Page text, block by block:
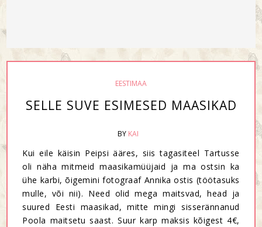
EESTIMAA
SELLE SUVE ESIMESED MAASIKAD
BY KAI
Kui eile käisin Peipsi ääres, siis tagasiteel Tartusse
oli näha mitmeid maasikamüüjaid ja ma ostsin ka
ühe karbi, õigemini fotograaf Annika ostis (töötasuks
mulle, või nii). Need olid mega maitsvad, head ja
suured Eesti maasikad, mitte mingi sisserännanud
Poola maitsetu saast. Suur karp maksis kõigest 4€,